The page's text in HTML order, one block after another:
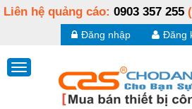
Liên hệ quảng cáo: 0903 357 255
Đăng
Đăng nhập